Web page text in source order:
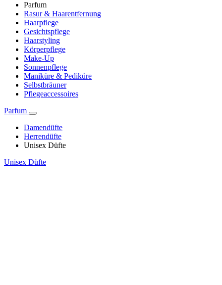
Parfum
Rasur & Haarentfernung
Haarpflege
Gesichtspflege
Haarstyling
Körperpflege
Make-Up
Sonnenpflege
Maniküre & Pediküre
Selbstbräuner
Pflegeaccessoires
Parfum
Damendüfte
Herrendüfte
Unisex Düfte
Unisex Düfte